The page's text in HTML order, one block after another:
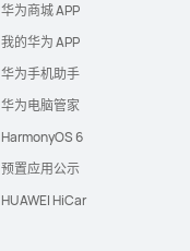
华为商城 APP
我的华为 APP
华为手机助手
华为电脑管家
HarmonyOS 6
预置应用公示
HUAWEI HiCar